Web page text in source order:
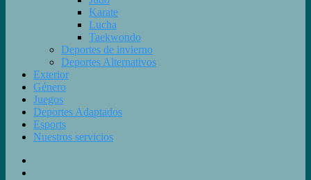
Karate
Lucha
Taekwondo
Deportes de invierno
Deportes Alternativos
Exterior
Género
Juegos
Deportes Adaptados
Esports
Nuestros servicios